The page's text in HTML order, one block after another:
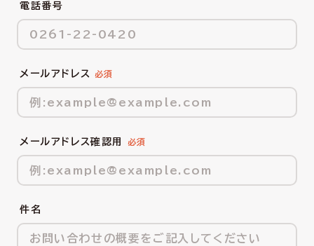
電話番号
メールアドレス
メールアドレス確認用
件名